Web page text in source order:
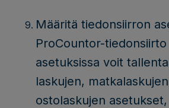
Määritä tiedonsiirron
ProCountor-tiedonsiirto
asetuksissa voit
laskujen,
ostolaskujen